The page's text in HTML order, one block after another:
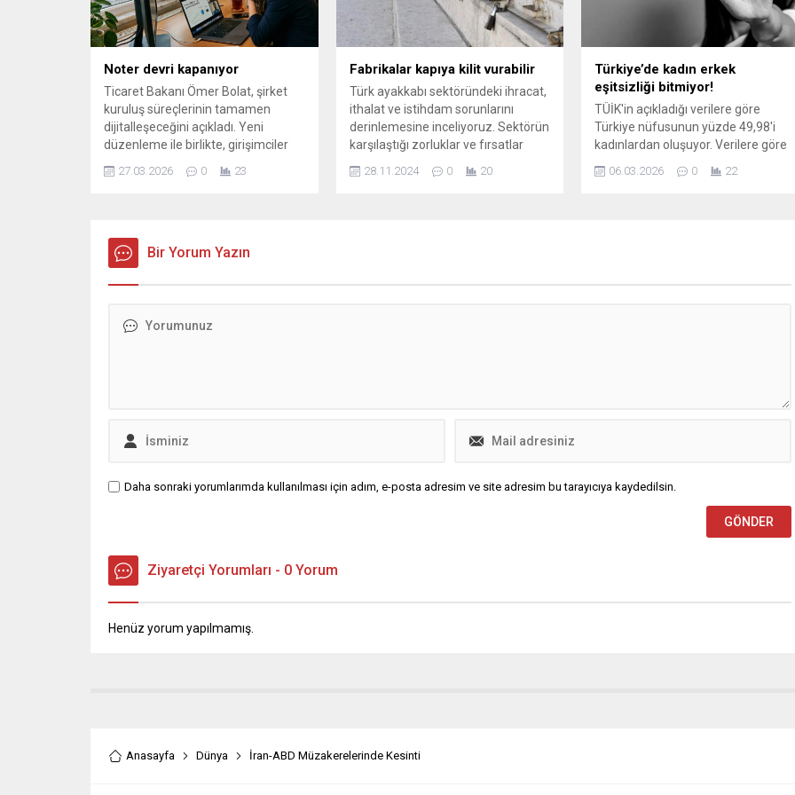
sürede şüpheli H.A.’yı yakalayarak
gözaltına aldı. Soruşturma
kapsamında ifadesi alınan H.A., adli
işlemler için adliyeye...
Noter devri kapanıyor
Ticaret Bakanı Ömer Bolat, şirket
kuruluş süreçlerinin tamamen
dijitalleşeceğini açıkladı. Yeni
düzenleme ile birlikte, girişimciler
artık evden elektronik veya mobil
imza ile şirket kurabilecek,
27.03.2026 0 23
Fabrikalar kapıya kilit vurabilir
Türk ayakkabı sektöründeki ihracat,
ithalat ve istihdam sorunlarını
derinlemesine inceliyoruz. Sektörün
karşılaştığı zorluklar ve fırsatlar
üzerine kapsamlı bir analiz ile
sektördeki gelişmeleri takip edin.
28.11.2024 0 20
Türkiye’de kadın erkek
eşitsizliği bitmiyor!
TÜİK'in açıkladığı verilere göre
Türkiye nüfusunun yüzde 49,98'i
kadınlardan oluşuyor. Verilere göre
kadınların hayatlarının muhakkak bir
döneminde şiddet türlerinden birine
06.03.2026 0 22
Bir Yorum Yazın
Daha sonraki yorumlarımda kullanılması için adım, e-posta adresim ve site adresim bu tarayıcıya kaydedilsin.
Ziyaretçi Yorumları - 0 Yorum
Henüz yorum yapılmamış.
Anasayfa Dünya İran-ABD Müzakerelerinde Kesinti